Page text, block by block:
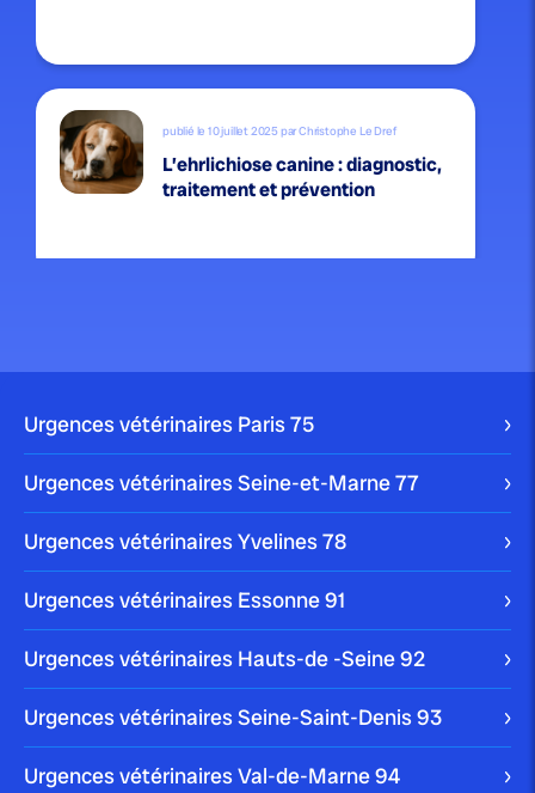
publié le 10 juillet 2025 par Christophe Le Dref
L’ehrlichiose canine : diagnostic,
traitement et prévention
La méningite canine : identifier et
Dirofilariose : ce parasite qui
publié le 28 juin 2025 par Christophe Le Dref
Urgences vétérinaires Paris75
Urgences vétérinaires Seine-et-Marne77
Urgences vétérinaires Yvelines78
Urgences vétérinaires Essonne91
Urgences vétérinaires Hauts-de -Seine92
Urgences vétérinaires Seine-Saint-Denis93
Urgences vétérinaires Val-de-Marne94